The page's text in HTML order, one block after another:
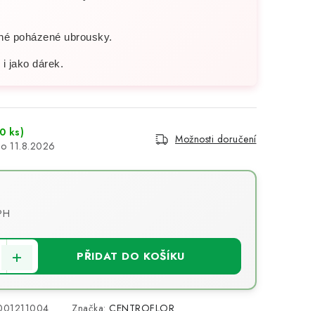
poházené ubrousky.
i jako dárek.
ks)
11.8.2026
Možnosti doručení
PŘIDAT DO KOŠÍKU
Značka: CENTROFLOR